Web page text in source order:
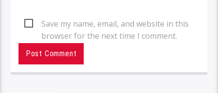
Save my name, email, and website in this
browser for the next time I comment.